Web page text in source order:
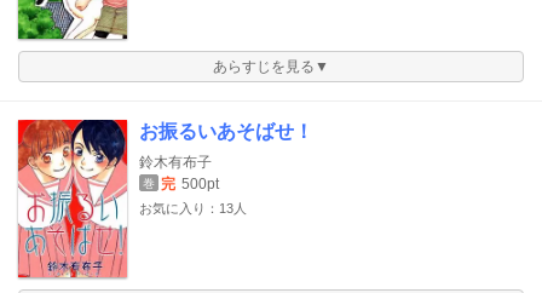
あらすじを見る▼
お振るいあそばせ！
鈴木有布子
巻 完 500pt
お気に入り：13人